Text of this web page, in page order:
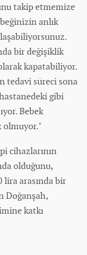
takip etmemize
anlık
bir değişiklik
kapatabiliyor.
tedavi süreci sona
gibi
Bebek
olmuyor."
cihazlarının
olduğunu,
arasında bir
Doğanşah,
katkı